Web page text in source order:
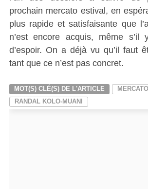
prochain mercato estival, en
plus rapide et satisfaisante que
n’est encore acquis, même
d’espoir. On a déjà vu qu’il faut
tant que ce n’est pas concret.
MOT(S) CLÉ(S) DE L'ARTICLE
MERCATO
RANDAL KOLO-MUANI